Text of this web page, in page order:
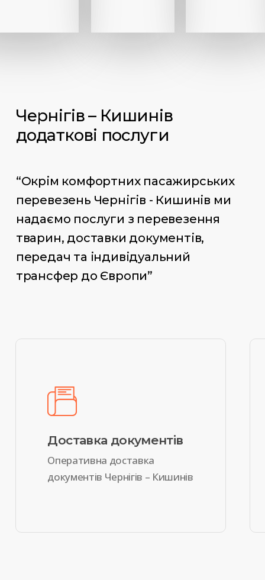
Чернігів – Кишинів
додаткові послуги
“Окрім комфортних пасажирських
перевезень Чернігів - Кишинів ми
надаємо послуги з перевезення
тварин, доставки документів,
передач та індивідуальний
трансфер до Європи”
Доставка документів
Оперативна доставка
документів Чернігів – Кишинів